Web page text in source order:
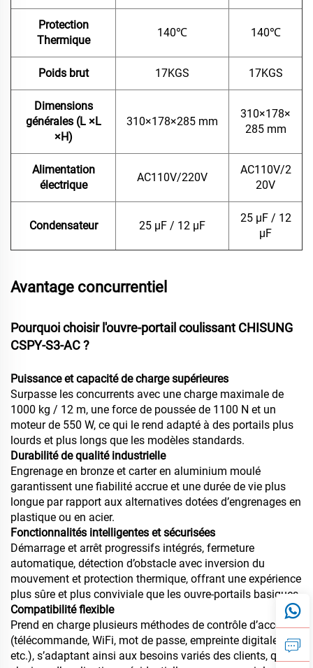
Protection
Thermique
140℃ 140℃
Poids brut 17KGS 17KGS
Dimensions
générales (L ×L
×H)
310×178×285 mm
310×178×
285 mm
Alimentation
électrique
AC110V/220V
AC110V/2
20V
Condensateur 25 µF / 12 µF
25 µF / 12
µF
Avantage concurrentiel
Pourquoi choisir l'ouvre-portail coulissant CHISUNG
CSPY-S3-AC ?
Puissance et capacité de charge supérieures
Surpasse les concurrents avec une charge maximale de
1000 kg / 12 m, une force de poussée de 1100 N et un
moteur de 550 W, ce qui le rend adapté à des portails plus
lourds et plus longs que les modèles standards.
Durabilité de qualité industrielle
Engrenage en bronze et carter en aluminium moulé
garantissent une fiabilité accrue et une durée de vie plus
longue par rapport aux alternatives dotées d’engrenages en
plastique ou en acier.
Fonctionnalités intelligentes et sécurisées
Démarrage et arrêt progressifs intégrés, fermeture
automatique, détection d’obstacle avec inversion du
mouvement et protection thermique, offrant une expérience
plus sûre et plus conviviale que les ouvre-portails basiques.
Compatibilité flexible
Prend en charge plusieurs méthodes de contrôle d’accès
(télécommande, WiFi, mot de passe, empreinte digitale,
etc.), s’adaptant ainsi aux besoins variés des clients, qu’il